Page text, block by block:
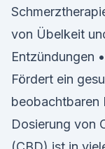
von Übelkeit
Entzündungen
Fördert ein
beobachtbaren
Dosierung von